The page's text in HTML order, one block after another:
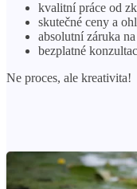
kvalitní práce od
skutečné ceny a
absolutní záruka
bezplatné
Ne proces, ale kreativita!